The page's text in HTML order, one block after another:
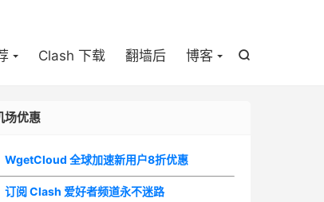

Clash 下载 翻墙后 博客
场优惠
WgetCloud 全球加速新用户8折优惠
订阅 Clash 爱好者频道永不迷路